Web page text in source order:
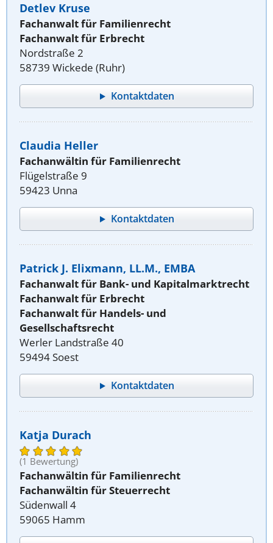
Detlev Kruse
Fachanwalt für Familienrecht
Fachanwalt für Erbrecht
Nordstraße 2
58739 Wickede (Ruhr)
Kontaktdaten
Claudia Heller
Fachanwältin für Familienrecht
Flügelstraße 9
59423 Unna
Kontaktdaten
Patrick J. Elixmann, LL.M., EMBA
Fachanwalt für Bank- und Kapitalmarktrecht
Fachanwalt für Erbrecht
Fachanwalt für Handels- und
Gesellschaftsrecht
Werler Landstraße 40
59494 Soest
Kontaktdaten
Katja Durach
(1 Bewertung)
Fachanwältin für Familienrecht
Fachanwältin für Steuerrecht
Südenwall 4
59065 Hamm